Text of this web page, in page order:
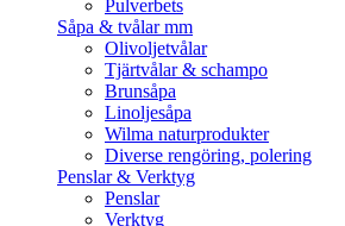
Pulverbets
Såpa & tvålar mm
Olivoljetvålar
Tjärtvålar & schampo
Brunsåpa
Linoljesåpa
Wilma naturprodukter
Diverse rengöring, polering
Penslar & Verktyg
Penslar
Verktyg